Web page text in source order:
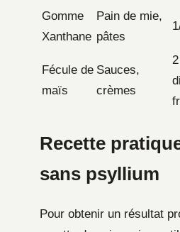
Gomme
Xanthane
Pain de mie,
pâtes
Fécule de
maïs
Sauces,
crèmes
Recette
sans psyllium
Pour obtenir un résultat